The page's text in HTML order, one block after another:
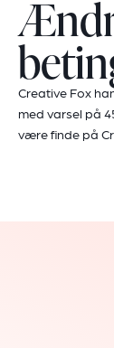
Creative Fox
med varsel på
være finde på